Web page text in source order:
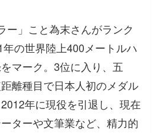
ー」こと為末さんがランク
の世界陸上400メートルハ
マーク。3位に入り、五
離種目で日本人初のメダル
年に現役を引退し、現在
ターや文筆業など、精力的